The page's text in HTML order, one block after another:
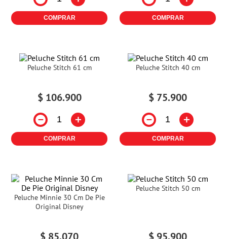
COMPRAR COMPRAR
Peluche Stitch 61 cm
$ 106.900
－ ＋
COMPRAR
Peluche Stitch 40 cm
$ 75.900
－ ＋
COMPRAR
Peluche Minnie 30 Cm De Pie
Original Disney
Peluche Stitch 50 cm